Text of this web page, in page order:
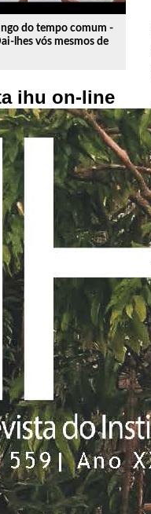
do tempo comum -
lhes vós mesmos de
ihu on-line